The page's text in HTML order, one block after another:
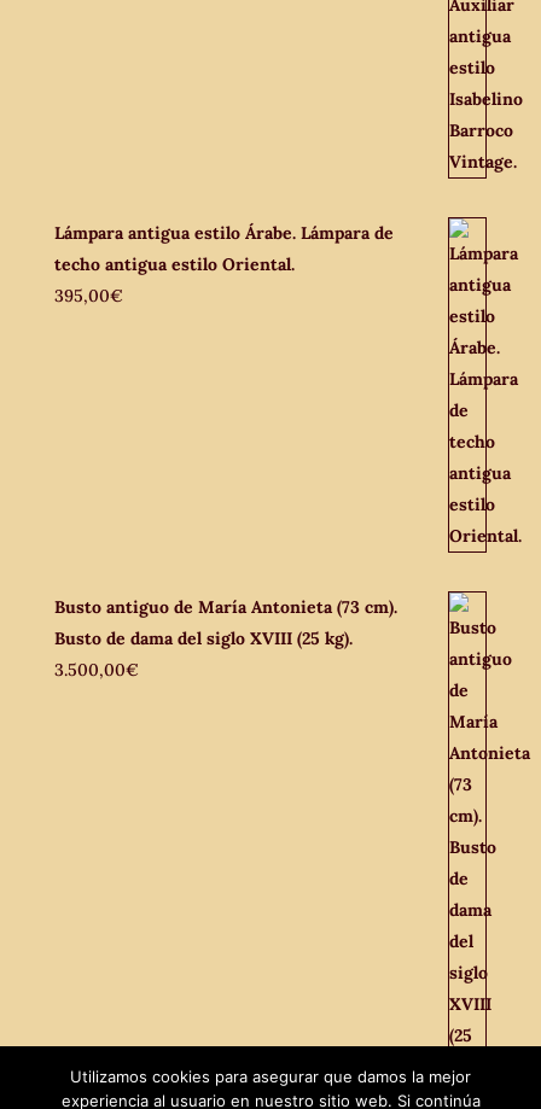
Lámpara antigua estilo Árabe. Lámpara de
techo antigua estilo Oriental.
395,00€
Busto antiguo de María Antonieta (73 cm).
Busto de dama del siglo XVIII (25 kg).
3.500,00€
Utilizamos cookies para asegurar que damos la mejor
experiencia al usuario en nuestro sitio web. Si continúa